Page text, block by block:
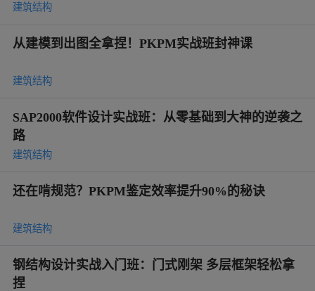
建筑结构
从建模到出图全拿捏！PKPM实战班封神课
建筑结构
SAP2000软件设计实战班：从零基础到大神的逆袭之
路
建筑结构
还在啃规范？PKPM鉴定效率提升90%的秘诀
建筑结构
钢结构设计实战入门班：门式刚架 多层框架轻松拿
捏